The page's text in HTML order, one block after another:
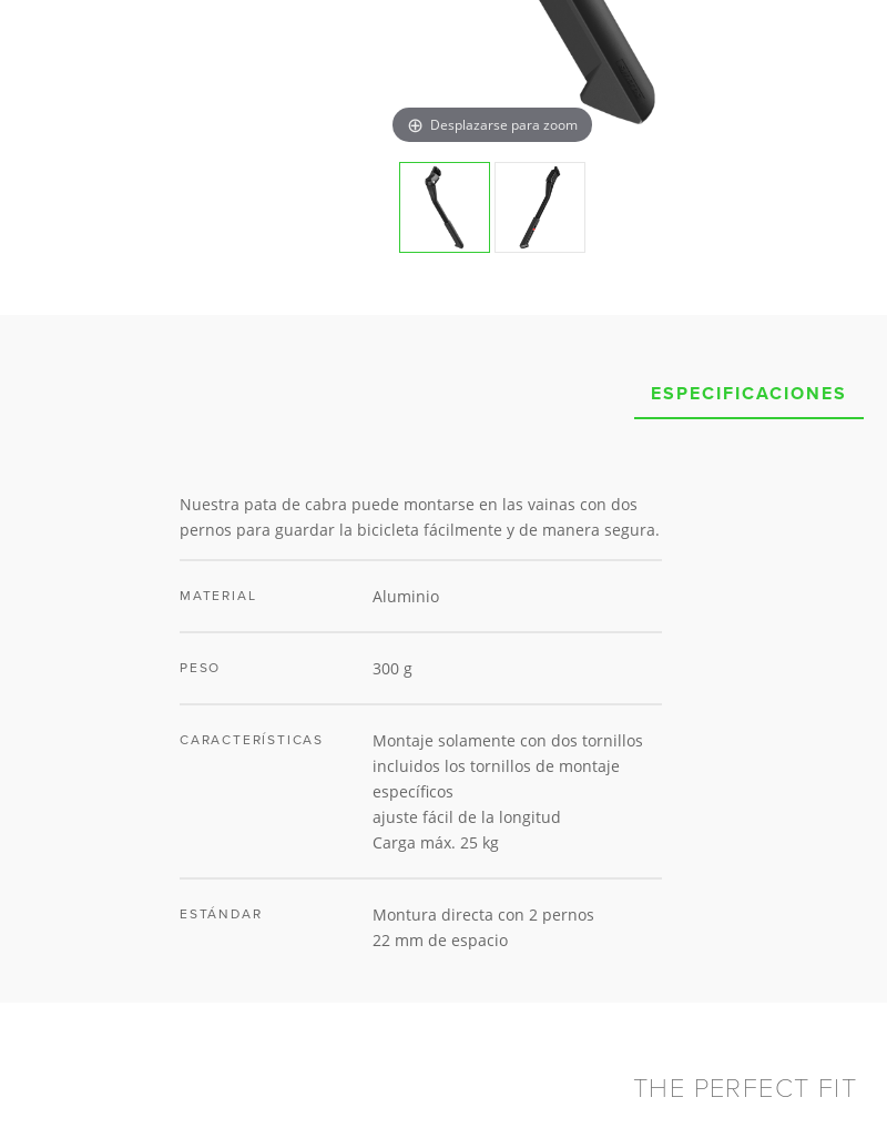
Desplazarse para zoom
ESPECIFICACIONES
Nuestra pata de cabra puede montarse en las vainas con dos
pernos para guardar la bicicleta fácilmente y de manera segura.
MATERIAL Aluminio
PESO 300 g
CARACTERÍSTICAS
Montaje solamente con dos tornillos
incluidos los tornillos de montaje
específicos
ajuste fácil de la longitud
Carga máx. 25 kg
ESTÁNDAR
Montura directa con 2 pernos
22 mm de espacio
THE PERFECT FIT